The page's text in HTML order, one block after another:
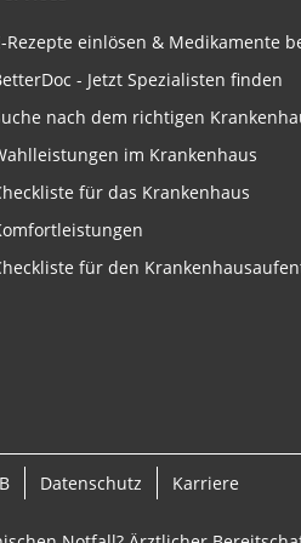
Rezepte einlösen & Medikamente
- Jetzt Spezialisten finden
nach dem richtigen
im Krankenhaus
für das Krankenhaus
für den
Datenschutz Karriere
identifizieren